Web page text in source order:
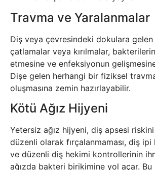
Travma ve Yaralanmalar
Diş veya çevresindeki dokulara gelen
çatlamalar veya kırılmalar,
etmesine ve enfeksiyonun
Dişe gelen herhangi bir fiziksel
oluşmasına zemin hazırlayabilir.
Kötü Ağız Hijyeni
Yetersiz ağız hijyeni, diş apsesi riskini
düzenli olarak fırçalanmaması, diş ipi
ve düzenli diş hekimi kontrollerinin
ağızda bakteri birikimine yol açar.